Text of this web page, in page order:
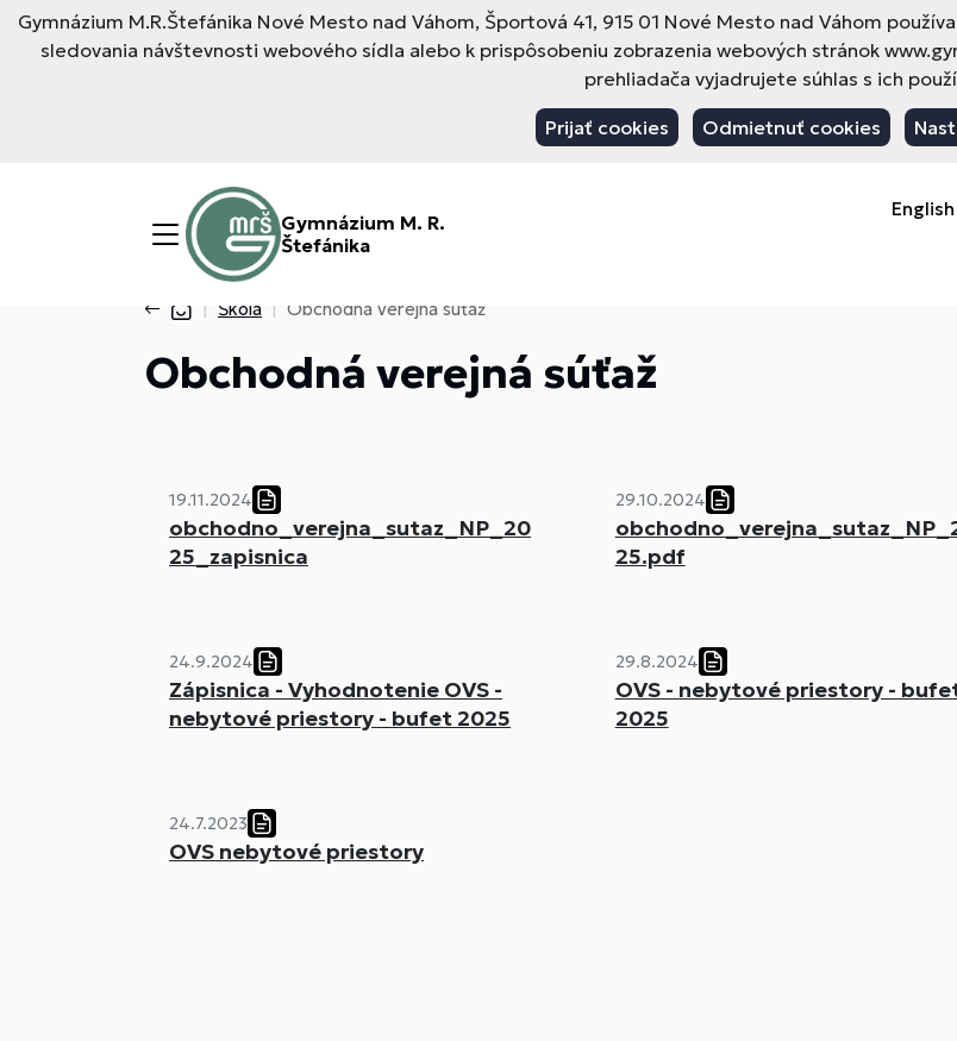
Gymnázium M.R.Štefánika Nové Mesto nad Váhom, Športová 41, 915 01 Nové Mesto nad Váhom
sledovania návštevnosti webového sídla alebo k prispôsobeniu zobrazenia webových stránok
prehliadača vyjadrujete súhlas s ich
Prijať cookies Odmietnuť cookies
Gymnázium M. R.
Štefánika
English
Škola Obchodná verejná súťaž
Obchodná verejná súťaž
19.11.2024
obchodno_verejna_sutaz_NP_20
25_zapisnica
29.10.2024
25.pdf
24.9.2024
Zápisnica - Vyhodnotenie OVS -
nebytové priestory - bufet 2025
29.8.2024
OVS - nebytové priestory -
2025
24.7.2023
OVS nebytové priestory